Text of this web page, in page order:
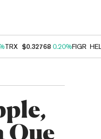
TRX $0.32768 0.20%
Que